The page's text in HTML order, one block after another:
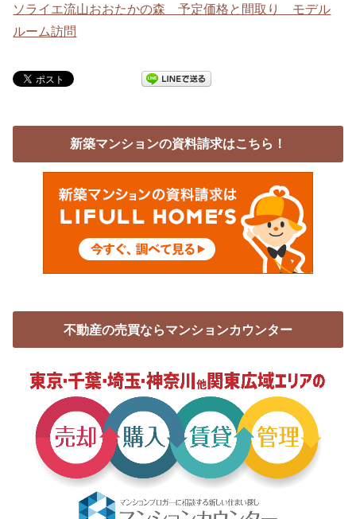
ソライエ流山おおたかの森 予定価格と間取り モデル
ルーム訪問
新築マンションの資料請求はこちら！
不動産の売買ならマンションカウンター